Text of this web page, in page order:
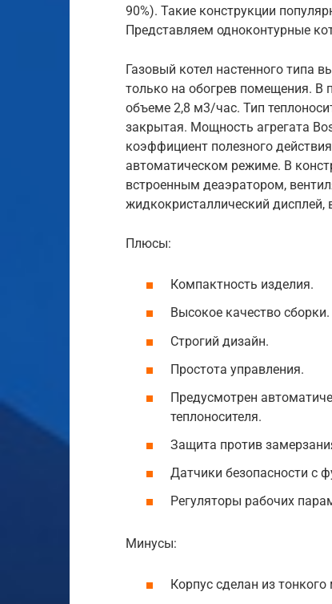
90%). Такие конструкции
Представляем одноконтурные
Газовый котел настенного типа
только на обогрев помещения. В
объеме 2,8 м3/час. Тип
закрытая. Мощность агрегата
коэффициент полезного
автоматическом режиме. В
встроенным деаэратором,
жидкокристаллический
Плюсы:
Компактность изделия.
Высокое качество сборки.
Строгий дизайн.
Простота управления.
Предусмотрен
теплоносителя.
Защита против
Датчики безопасности с
Регуляторы рабочих
Минусы:
Корпус сделан из тонкого